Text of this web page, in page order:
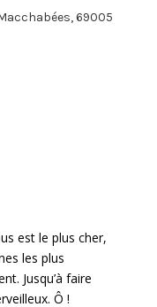
69005
est le plus cher,
les plus
Jusqu’à faire
Ô !